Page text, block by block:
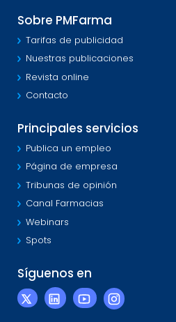
Sobre PMFarma
Tarifas de publicidad
Nuestras publicaciones
Revista online
Contacto
Principales servicios
Publica un empleo
Página de empresa
Tribunas de opinión
Canal Farmacias
Webinars
Spots
Síguenos en